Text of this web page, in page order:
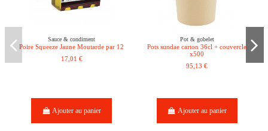
Sauce & condiment
Poire Squeeze Jaune Moutarde par 12
17,01 €
Ajouter au panier
Pot & gobelet
Pots sundae carton 36cl + couvercle
x500
95,13 €
Ajouter au panier